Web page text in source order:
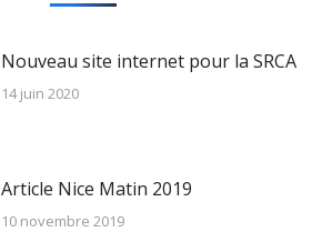
Nouveau site internet pour la SRCA
14 juin 2020
Article Nice Matin 2019
10 novembre 2019